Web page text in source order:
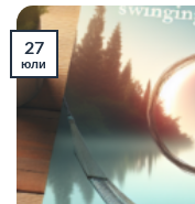
27
юли